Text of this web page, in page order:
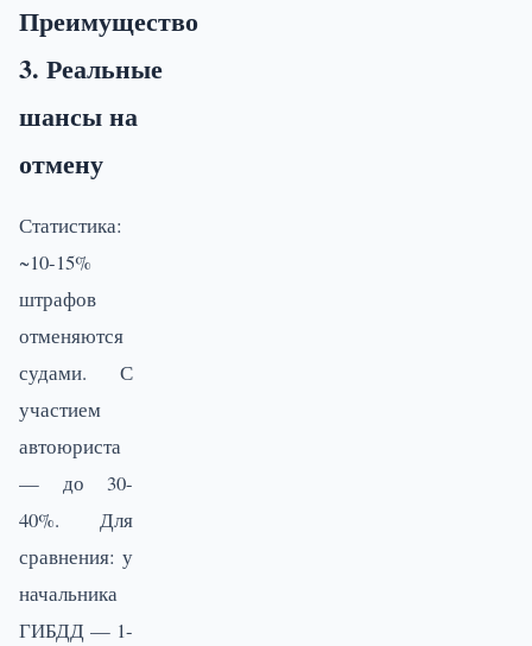
Преимущество
3. Реальные
шансы на
отмену
Статистика:
~10-15%
штрафов
отменяются
судами. С
участием
автоюриста
— до 30-
40%. Для
сравнения: у
начальника
ГИБДД — 1-